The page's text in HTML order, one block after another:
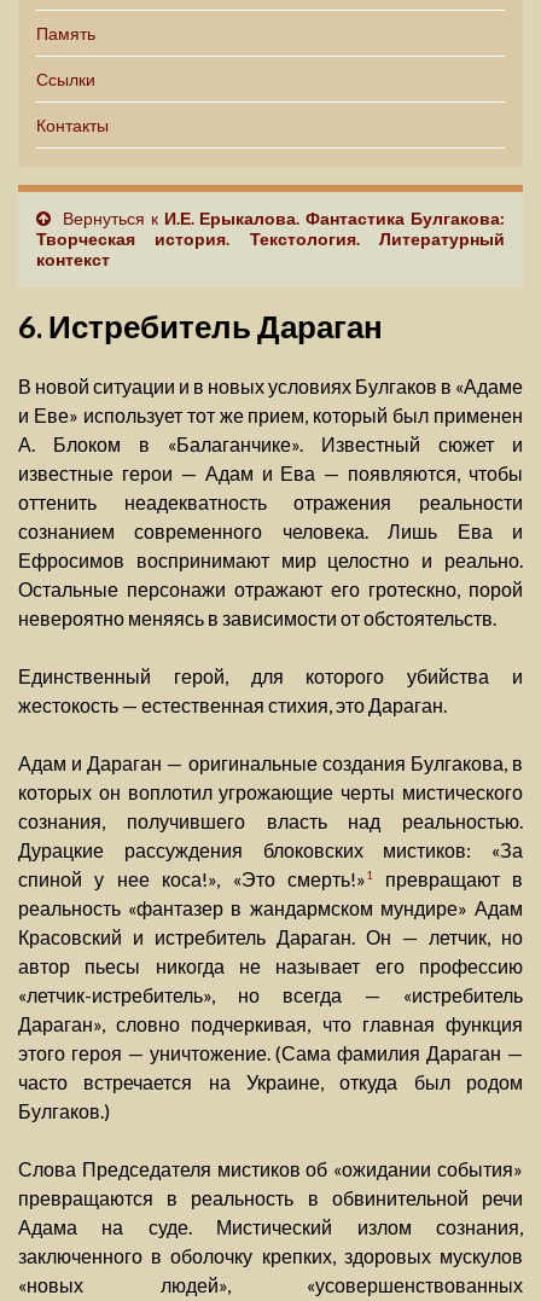
Память
Ссылки
Контакты
Вернуться к И.Е. Ерыкалова. Фантастика Булгакова:
Творческая история. Текстология. Литературный
контекст
6. Истребитель Дараган
В новой ситуации и в новых условиях Булгаков в «Адаме
и Еве» использует тот же прием, который был применен
А. Блоком в «Балаганчике». Известный сюжет и
известные герои — Адам и Ева — появляются, чтобы
оттенить неадекватность отражения реальности
сознанием современного человека. Лишь Ева и
Ефросимов воспринимают мир целостно и реально.
Остальные персонажи отражают его гротескно, порой
невероятно меняясь в зависимости от обстоятельств.
Единственный герой, для которого убийства и
жестокость — естественная стихия, это Дараган.
Адам и Дараган — оригинальные создания Булгакова, в
которых он воплотил угрожающие черты мистического
сознания, получившего власть над реальностью.
Дурацкие рассуждения блоковских мистиков: «За
спиной у нее коса!», «Это смерть!»1превращают в
реальность «фантазер в жандармском мундире» Адам
Красовский и истребитель Дараган. Он — летчик, но
автор пьесы никогда не называет его профессию
«летчик-истребитель», но всегда — «истребитель
Дараган», словно подчеркивая, что главная функция
этого героя — уничтожение. (Сама фамилия Дараган —
часто встречается на Украине, откуда был родом
Булгаков.)
Слова Председателя мистиков об «ожидании события»
превращаются в реальность в обвинительной речи
Адама на суде. Мистический излом сознания,
заключенного в оболочку крепких, здоровых мускулов
«новых людей», «усовершенствованных